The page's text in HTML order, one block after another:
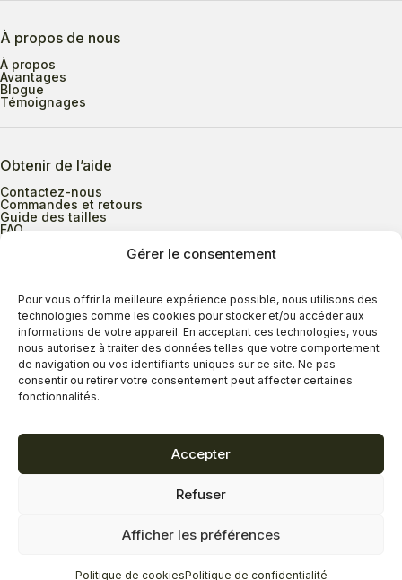
Gérer le consentement
Pour vous offrir la meilleure expérience possible, nous utilisons des
technologies comme les cookies pour stocker et/ou accéder aux
informations de votre appareil. En acceptant ces technologies, vous
nous autorisez à traiter des données telles que votre comportement
de navigation ou vos identifiants uniques sur ce site. Ne pas
consentir ou retirer votre consentement peut affecter certaines
fonctionnalités.
Accepter
Refuser
Afficher les préférences
Politique de cookiesPolitique de confidentialité
À propos de nous
À propos
Avantages
Blogue
Témoignages
Obtenir de l’aide
Contactez-nous
Commandes et retours
Guide des tailles
FAQ
Heures d’ouverture
Lundi au mercredi
9h00 à 17h30
Jeudi
9h00 à 20h00
Vendredi
9h00 à 18h00
Dimanche
11h00 à 16h30
Termes et conditions
Réalisation Zonart Communications